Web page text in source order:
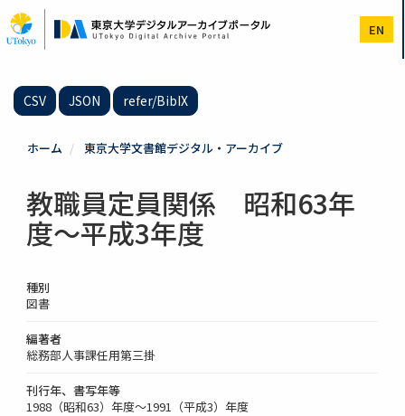
イ
ン
EN
CSV JSON refer/BibIX
ホーム 東京大学文書館デジタル・アーカイブ
教職員定員関係 昭和63年
度～平成3年度
種別
図書
編著者
総務部人事課任用第三掛
刊行年、書写年等
1988（昭和63）年度～1991（平成3）年度